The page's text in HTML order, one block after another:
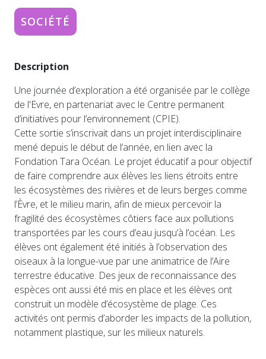
SOCIÉTÉ
Description
Une journée d’exploration a été organisée par le collège
de l'Evre, en partenariat avec le Centre permanent
d’initiatives pour l’environnement (CPIE).
Cette sortie s’inscrivait dans un projet interdisciplinaire
mené depuis le début de l’année, en lien avec la
Fondation Tara Océan. Le projet éducatif a pour objectif
de faire comprendre aux élèves les liens étroits entre
les écosystèmes des rivières et de leurs berges comme
l’Èvre, et le milieu marin, afin de mieux percevoir la
fragilité des écosystèmes côtiers face aux pollutions
transportées par les cours d’eau jusqu’à l’océan. Les
élèves ont également été initiés à l’observation des
oiseaux à la longue-vue par une animatrice de l’Aire
terrestre éducative. Des jeux de reconnaissance des
espèces ont aussi été mis en place et les élèves ont
construit un modèle d’écosystème de plage. Ces
activités ont permis d’aborder les impacts de la pollution,
notamment plastique, sur les milieux naturels.